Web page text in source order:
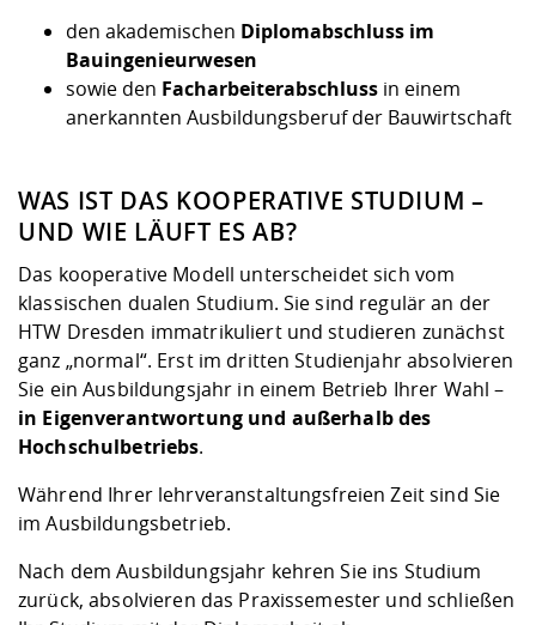
Checkliste zum
und Physik
Digitales Lernen
Fremdsprachen
Lebenslagen
Studentenwerk
Angebote der
Arbeit
Lehren,
Weiterbilden im
Formulare und
Internationale
Gründung und
Kooperationen
Informatik/
Landbau/
Unternehmen
Kontakt und Anfahrt
den akademischen Diplomabschluss im
Bauingenieurwesen
sowie den Facharbeiterabschluss in einem
anerkannten Ausbildungsberuf der Bauwirtschaft
WAS IST DAS KOOPERATIVE STUDIUM –
UND WIE LÄUFT ES AB?
Das kooperative Modell unterscheidet sich vom
klassischen dualen Studium. Sie sind regulär an der
HTW Dresden immatrikuliert und studieren zunächst
ganz „normal“. Erst im dritten Studienjahr absolvieren
Sie ein Ausbildungsjahr in einem Betrieb Ihrer Wahl –
in Eigenverantwortung und außerhalb des
Hochschulbetriebs.
Während Ihrer lehrveranstaltungsfreien Zeit sind Sie
im Ausbildungsbetrieb.
Nach dem Ausbildungsjahr kehren Sie ins Studium
zurück, absolvieren das Praxissemester und schließen